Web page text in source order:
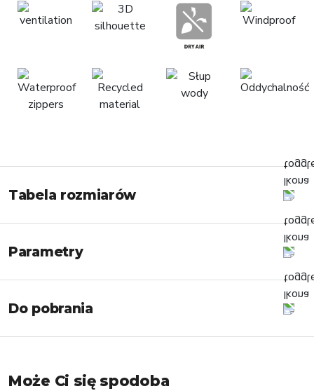
Tabela rozmiarów
Parametry
Do pobrania
Może Ci się spodoba